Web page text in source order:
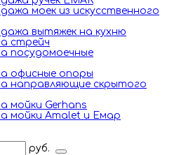
моек из искусственного
вытяжек на кухню
стрейч
посудомоечные
офисные опоры
направляющие скрытого
мойки Gerhans
мойки Amalet и Емар
руб.